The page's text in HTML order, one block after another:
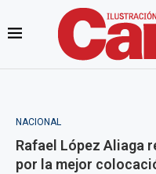
NACIONAL
Rafael López Aliaga
por la mejor